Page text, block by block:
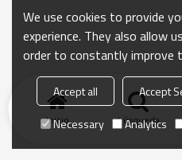
Inicio búsqueda
We use cookies to provide
experience. They also allow
order to constantly improve
Accept all Accept
Necessary
Analytics